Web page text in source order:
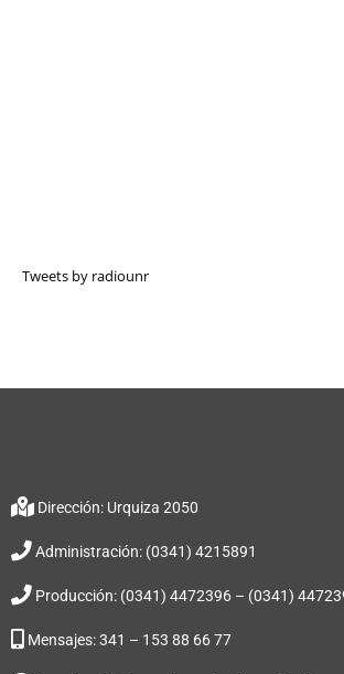
Tweets by radiounr
Dirección: Urquiza 2050
Administración: (0341) 4215891
Producción: (0341) 4472396 – (0341)
Mensajes: 341 – 153 88 66 77